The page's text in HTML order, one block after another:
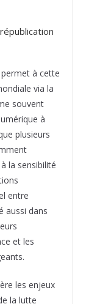
à cette
via la
souvent
à
plusieurs
la sensibilité
entre
aussi dans
et les
les enjeux
la lutte